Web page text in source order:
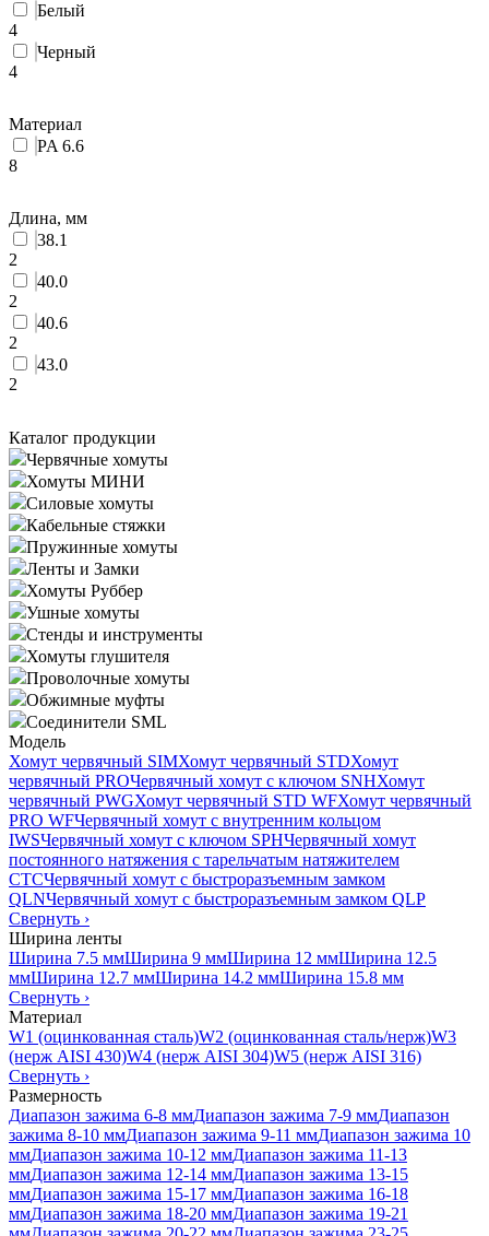
Белый
4
Черный
4
Материал
PA 6.6
8
Длина, мм
38.1
2
40.0
2
40.6
2
43.0
2
Каталог продукции
Червячные хомуты
Хомуты МИНИ
Силовые хомуты
Кабельные стяжки
Пружинные хомуты
Ленты и Замки
Хомуты Руббер
Ушные хомуты
Стенды и инструменты
Хомуты глушителя
Проволочные хомуты
Обжимные муфты
Соединители SML
Модель
Хомут червячный SIMХомут червячный STDХомут
червячный PROЧервячный хомут с ключом SNHХомут
червячный PWGХомут червячный STD WFХомут червячный
PRO WFЧервячный хомут с внутренним кольцом
IWSЧервячный хомут с ключом SPHЧервячный хомут
постоянного натяжения с тарельчатым натяжителем
CTCЧервячный хомут с быстроразъемным замком
QLNЧервячный хомут с быстроразъемным замком QLP
Свернуть ›
Ширина ленты
Ширина 7.5 ммШирина 9 ммШирина 12 ммШирина 12.5
ммШирина 12.7 ммШирина 14.2 ммШирина 15.8 мм
Свернуть ›
Материал
W1 (оцинкованная сталь)W2 (оцинкованная сталь/нерж)W3
(нерж AISI 430)W4 (нерж AISI 304)W5 (нерж AISI 316)
Свернуть ›
Размерность
Диапазон зажима 6-8 ммДиапазон зажима 7-9 ммДиапазон
зажима 8-10 ммДиапазон зажима 9-11 ммДиапазон зажима 10
ммДиапазон зажима 10-12 ммДиапазон зажима 11-13
ммДиапазон зажима 12-14 ммДиапазон зажима 13-15
ммДиапазон зажима 15-17 ммДиапазон зажима 16-18
ммДиапазон зажима 18-20 ммДиапазон зажима 19-21